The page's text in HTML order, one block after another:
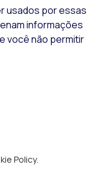
usados ​​por essas
informações
você não permitir
Policy.